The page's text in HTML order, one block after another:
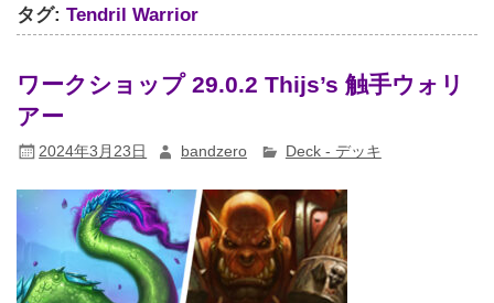
タグ:Tendril Warrior
ワークショップ 29.0.2 Thijs’s 触手ウォリ
アー
2024年3月23日 bandzero Deck - デッキ